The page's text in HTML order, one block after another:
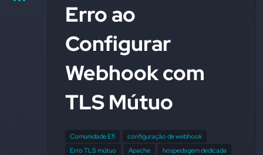
Erro ao
Configurar
Webhook com
TLS Mútuo
Comunidade Efí
configuração de webhook
Erro TLS mútuo
Apache
hospedagem dedicada